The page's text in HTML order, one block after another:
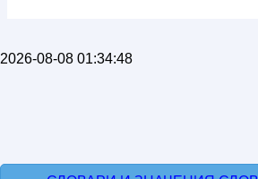
2026-08-08 01:34:48